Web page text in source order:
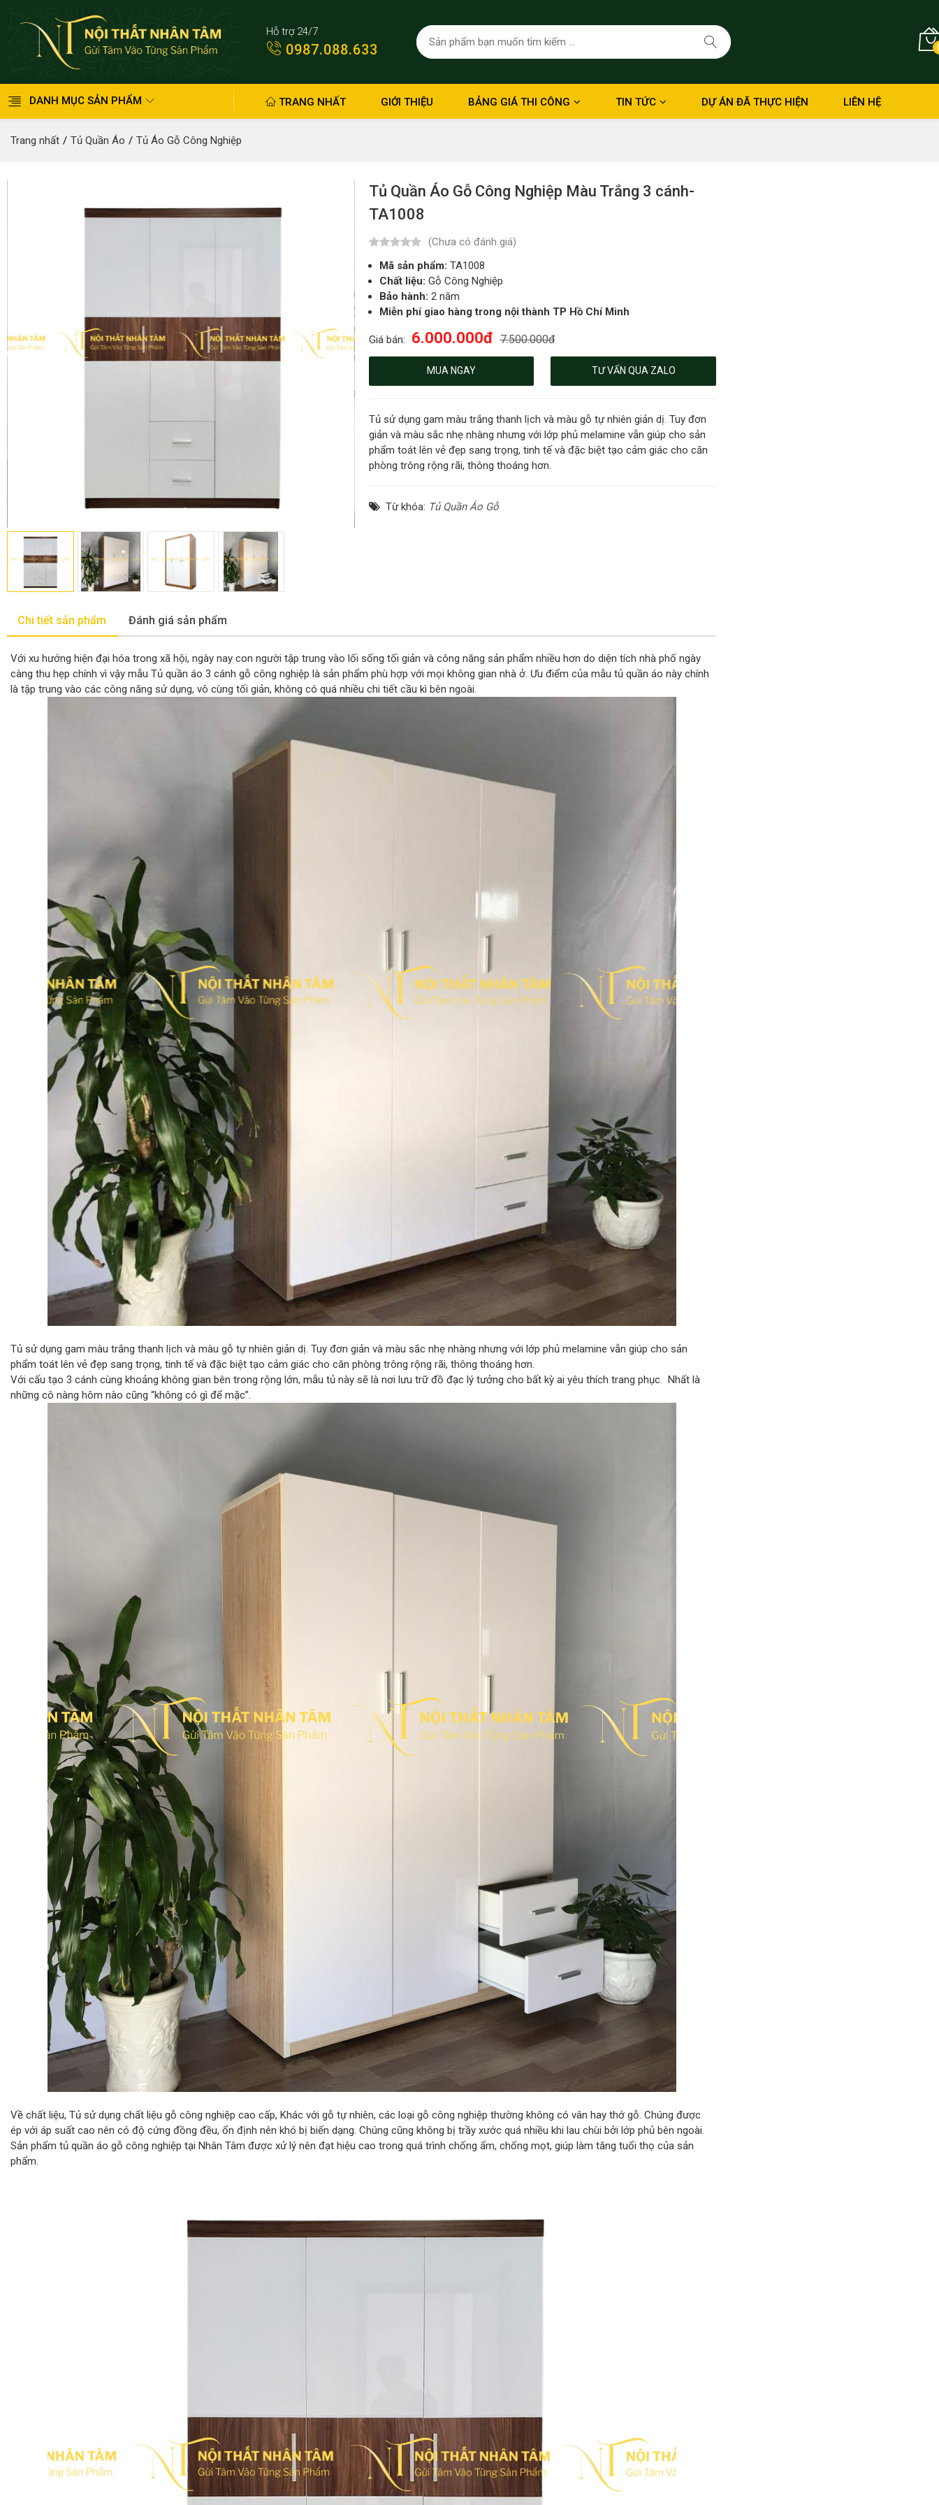
Hỗ trợ 24/7
0987.088.633
DANH MỤC SẢN PHẨM TRANG NHẤT GIỚI THIỆU BẢNG GIÁ THI CÔNG TIN TỨC DỰ ÁN ĐÃ THỰC HIỆN LIÊN HỆ
Trang nhất Tủ Quần Áo Tủ Áo Gỗ Công Nghiệp
Tủ Quần Áo Gỗ Công Nghiệp Màu Trắng 3 cánh-
TA1008
(Chưa có đánh giá)
Mã sản phẩm: TA1008
Chất liệu: Gỗ Công Nghiệp
Bảo hành: 2 năm
Miễn phí giao hàng trong nội thành TP Hồ Chí Minh
Giá bán: 6.000.000đ 7.500.000đ
MUA NGAY TƯ VẤN QUA ZALO
Tủ sử dụng gam màu trắng thanh lịch và màu gỗ tự nhiên giản dị. Tuy đơn
giản và màu sắc nhẹ nhàng nhưng với lớp phủ melamine vẫn giúp cho sản
phẩm toát lên vẻ đẹp sang trọng, tinh tế và đặc biệt tạo cảm giác cho căn
phòng trông rộng rãi, thông thoáng hơn.
Từ khóa: Tủ Quần Áo Gỗ
Chi tiết sản phẩm Đánh giá sản phẩm
Với xu hướng hiện đại hóa trong xã hội, ngày nay con người tập trung vào lối sống tối giản và công năng sản phẩm nhiều hơn do diện tích nhà phố ngày
càng thu hẹp chính vì vậy mẫu Tủ quần áo 3 cánh gỗ công nghiệp là sản phẩm phù hợp với mọi không gian nhà ở. Ưu điểm của mẫu tủ quần áo này chính
là tập trung vào các công năng sử dụng, vô cùng tối giản, không có quá nhiều chi tiết cầu kì bên ngoài.
Tủ sử dụng gam màu trắng thanh lịch và màu gỗ tự nhiên giản dị. Tuy đơn giản và màu sắc nhẹ nhàng nhưng với lớp phủ melamine vẫn giúp cho sản
phẩm toát lên vẻ đẹp sang trọng, tinh tế và đặc biệt tạo cảm giác cho căn phòng trông rộng rãi, thông thoáng hơn.
Với cấu tạo 3 cánh cùng khoảng không gian bên trong rộng lớn, mẫu tủ này sẽ là nơi lưu trữ đồ đạc lý tưởng cho bất kỳ ai yêu thích trang phục. Nhất là
những cô nàng hôm nào cũng “không có gì để mặc”.
Về chất liệu, Tủ sử dụng chất liệu gỗ công nghiệp cao cấp, Khác với gỗ tự nhiên, các loại gỗ công nghiệp thường không có vân hay thớ gỗ. Chúng được
ép với áp suất cao nên có độ cứng đồng đều, ổn định nên khó bị biến dạng. Chúng cũng không bị trầy xước quá nhiều khi lau chùi bởi lớp phủ bên ngoài.
Sản phẩm tủ quần áo gỗ công nghiệp tại Nhân Tâm được xử lý nên đạt hiệu cao trong quá trình chống ẩm, chống mọt, giúp làm tăng tuổi thọ của sản
phẩm.